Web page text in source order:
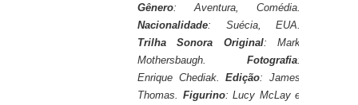
Gênero: Aventura, Comédia.
Nacionalidade: Suécia, EUA.
Trilha Sonora Original: Mark
Mothersbaugh. Fotografia:
Enrique Chediak.Edição: James
Thomas. Figurino: Lucy McLay e